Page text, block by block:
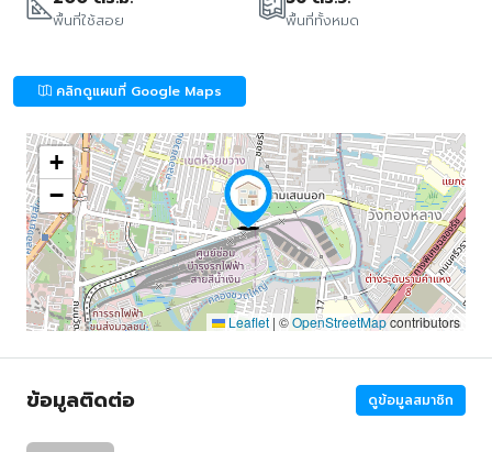
พื้นที่ใช้สอย พื้นที่ทั้งหมด
คลิกดูแผนที่ Google Maps
+
−
Leaflet | ©OpenStreetMapcontributors
ข้อมูลติดต่อ ดูข้อมูลสมาชิก